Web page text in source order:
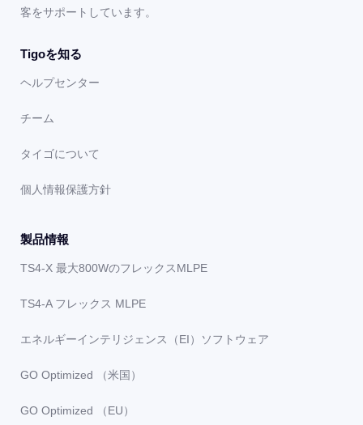
客をサポートしています。
Tigoを知る
ヘルプセンター
チーム
タイゴについて
個人情報保護方針
製品情報
TS4-X 最大800WのフレックスMLPE
TS4-A フレックス MLPE
エネルギーインテリジェンス（EI）ソフトウェア
GO Optimized （米国）
GO Optimized （EU）